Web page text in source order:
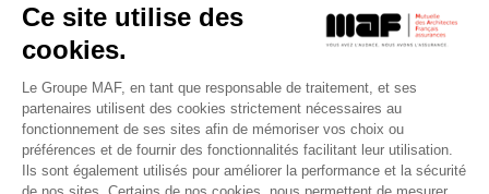
Ce site utilise des
cookies.
Le Groupe MAF, en tant que responsable de traitement, et ses
partenaires utilisent des cookies strictement nécessaires au
fonctionnement de ses sites afin de mémoriser vos choix ou
préférences et de fournir des fonctionnalités facilitant leur utilisation.
Ils sont également utilisés pour améliorer la performance et la sécurité
de nos sites. Certains de nos cookies, nous permettent de mesurer
RETROUVEZ-NOUS SUR :